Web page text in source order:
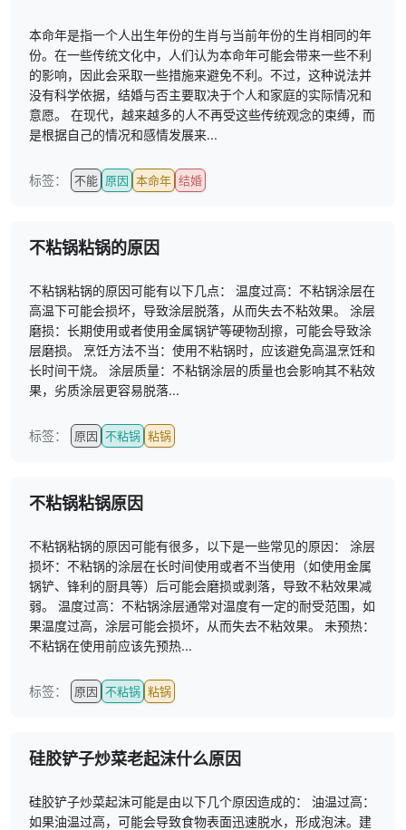
本命年是指一个人出生年份的生肖与当前年份的生肖相同的年
份。在一些传统文化中，人们认为本命年可能会带来一些不利
的影响，因此会采取一些措施来避免不利。不过，这种说法并
没有科学依据，结婚与否主要取决于个人和家庭的实际情况和
意愿。 在现代，越来越多的人不再受这些传统观念的束缚，而
是根据自己的情况和感情发展来...
标签： 不能 原因 本命年 结婚
不粘锅粘锅的原因
不粘锅粘锅的原因可能有以下几点： 温度过高：不粘锅涂层在
高温下可能会损坏，导致涂层脱落，从而失去不粘效果。 涂层
磨损：长期使用或者使用金属锅铲等硬物刮擦，可能会导致涂
层磨损。 烹饪方法不当：使用不粘锅时，应该避免高温烹饪和
长时间干烧。 涂层质量：不粘锅涂层的质量也会影响其不粘效
果，劣质涂层更容易脱落...
标签： 原因 不粘锅 粘锅
不粘锅粘锅原因
不粘锅粘锅的原因可能有很多，以下是一些常见的原因： 涂层
损坏：不粘锅的涂层在长时间使用或者不当使用（如使用金属
锅铲、锋利的厨具等）后可能会磨损或剥落，导致不粘效果减
弱。 温度过高：不粘锅涂层通常对温度有一定的耐受范围，如
果温度过高，涂层可能会损坏，从而失去不粘效果。 未预热：
不粘锅在使用前应该先预热...
标签： 原因 不粘锅 粘锅
硅胶铲子炒菜老起沫什么原因
硅胶铲子炒菜起沫可能是由以下几个原因造成的： 油温过高：
如果油温过高，可能会导致食物表面迅速脱水，形成泡沫。建